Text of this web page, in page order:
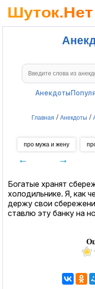
Анекдоты
Главная / Анекдоты /
про мужа и жену
← →
Богатые хранят
холодильнике. Я, как
держу свои
ставлю эту банку на